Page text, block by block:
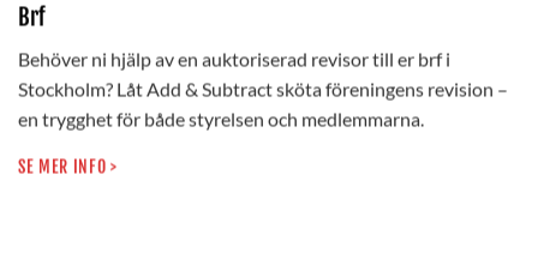
Brf
Behöver ni hjälp av en auktoriserad revisor till er brf i
Stockholm? Låt Add & Subtract sköta föreningens revision –
en trygghet för både styrelsen och medlemmarna.
SE MER INFO >